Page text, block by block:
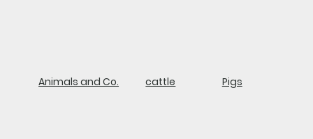
Animals and Co. cattle Pigs